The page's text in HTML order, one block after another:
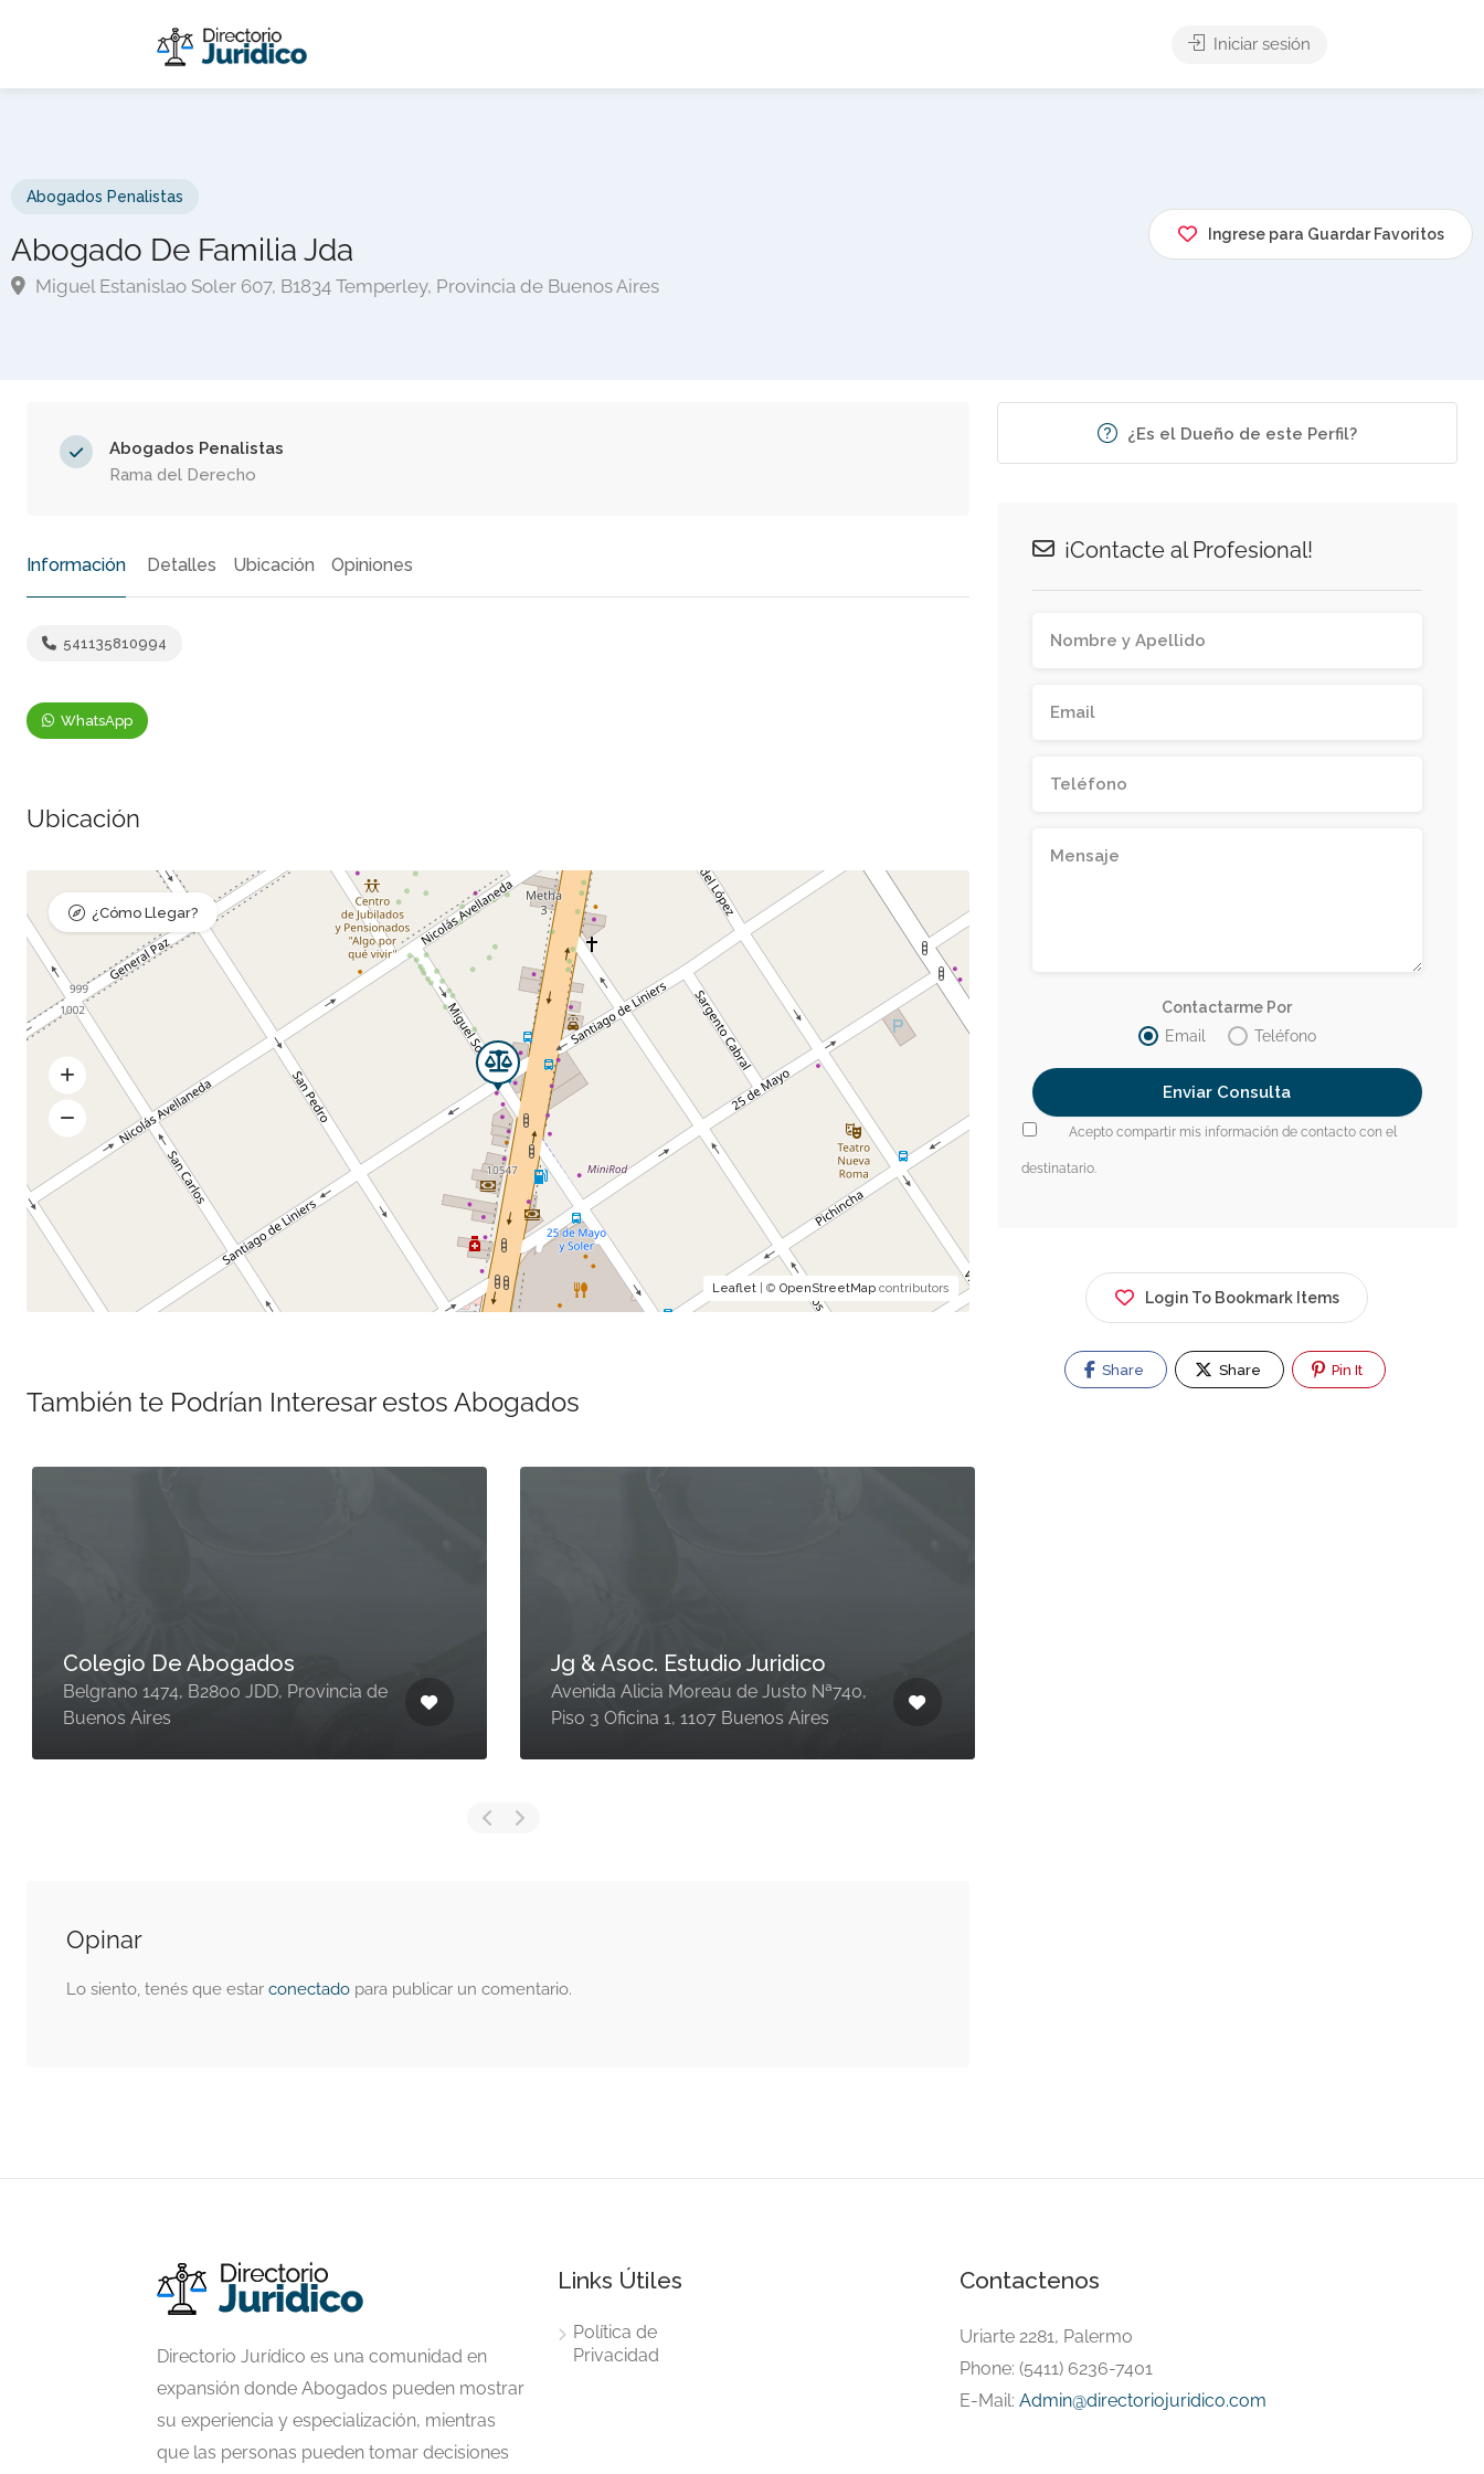
Iniciar sesión
Abogados Penalistas
Abogado De Familia Jda
Miguel Estanislao Soler 607, B1834 Temperley, Provincia de Buenos Aires
Ingrese para Guardar Favoritos
Abogados Penalistas
Rama del Derecho
Información Detalles Ubicación Opiniones
541135810994
WhatsApp
Ubicación
Leaflet | ©OpenStreetMap contributors
¿Cómo Llegar?
También te Podrían Interesar estos Abogados
Colegio De Abogados
Belgrano 1474, B2800 JDD, Provincia de
Buenos Aires
Jg & Asoc. Estudio Juridico
Avenida Alicia Moreau de Justo Nª740,
Piso 3 Oficina 1, 1107 Buenos Aires
Opinar
Lo siento, tenés que estarconectado para publicar un comentario.
¿Es el Dueño de este Perfil?
¡Contacte al Profesional!
Contactarme Por
Email
Teléfono
Acepto compartir mis información de contacto con el
destinatario.
Login To Bookmark Items
Share Share Pin It
Directorio Jurídico es una comunidad en
expansión donde Abogados pueden mostrar
su experiencia y especialización, mientras
que las personas pueden tomar decisiones
Links Útiles
Política de
Privacidad
Contactenos
Uriarte 2281, Palermo
Phone: (5411) 6236-7401
E-Mail: Admin@directoriojuridico.com